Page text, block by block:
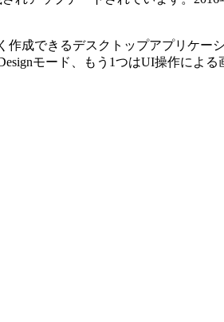
作成できるデスクトップアプリケー
モード、もう1つはUI操作によ